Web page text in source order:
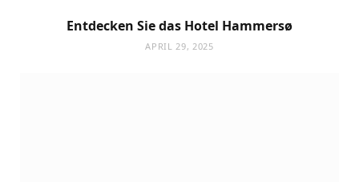
Entdecken Sie das Hotel Hammersø
APRIL 29, 2025